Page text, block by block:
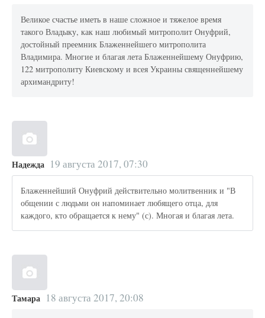
Великое счастье иметь в наше сложное и тяжелое время
такого Владыку, как наш любимый митрополит Онуфрий,
достойный преемник Блаженнейшего митрополита
Владимира. Многие и благая лета Блаженнейшему Онуфрию,
122 митрополиту Киевскому и всея Украины священнейшему
архимандриту!
Надежда 19 августа 2017, 07:30
Блаженнейший Онуфрий действительно молитвенник и "В
общении с людьми он напоминает любящего отца, для
каждого, кто обращается к нему" (с). Многая и благая лета.
Тамара 18 августа 2017, 20:08